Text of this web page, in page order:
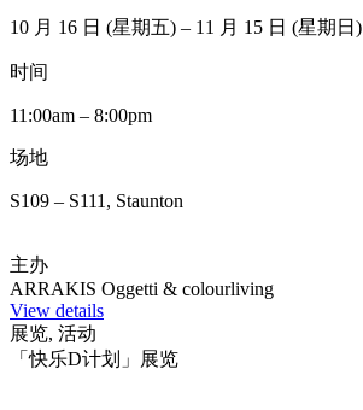
10 月 16 日 (星期五) – 11 月 15 日 (星期日)
时间
11:00am – 8:00pm
场地
S109 – S111, Staunton
主办
ARRAKIS Oggetti & colourliving
View details
展览, 活动
「快乐D计划」展览